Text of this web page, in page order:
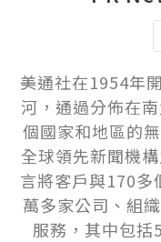
美通社在1954年
河，通過分佈在
個國家和地區的
全球領先新聞機
言將客戶與170多
萬多家公司、組
服務，其中包括